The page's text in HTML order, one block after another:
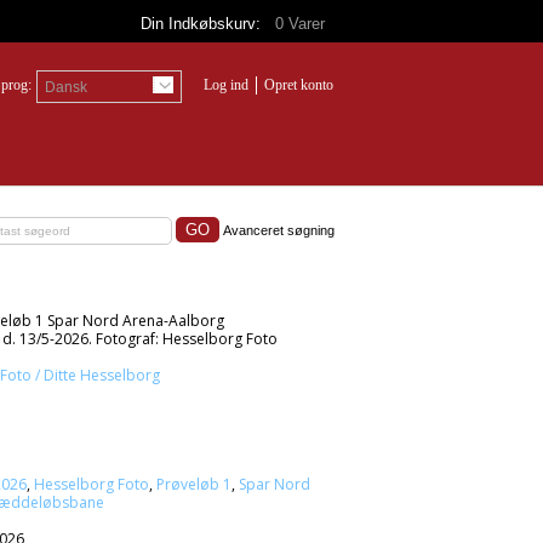
Din Indkøbskurv: 0 Varer
Dansk Log ind Opret konto
Avanceret søgning
1 Spar Nord Arena-Aalborg
13/5-2026. Fotograf: Hesselborg Foto
/ Ditte Hesselborg
, Hesselborg Foto, Prøveløb 1 , Spar Nord